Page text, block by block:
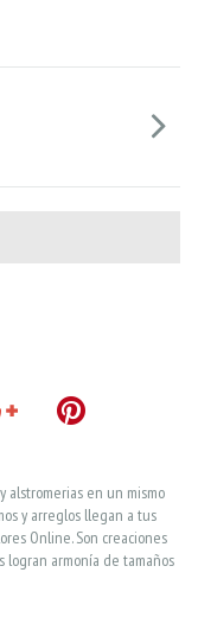
alstromerias en un mismo
y arreglos llegan a tus
Online. Son creaciones
logran armonía de tamaños